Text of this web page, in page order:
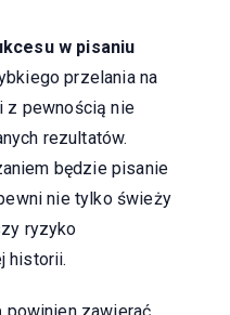
w pisaniu
przelania na
z pewnością nie
rezultatów.
będzie pisanie
nie tylko świeży
ryzyko
historii.